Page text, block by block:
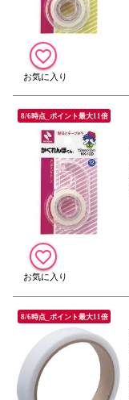
8/6時点_ポイント最大11倍
8/6時点_ポイント最大11倍